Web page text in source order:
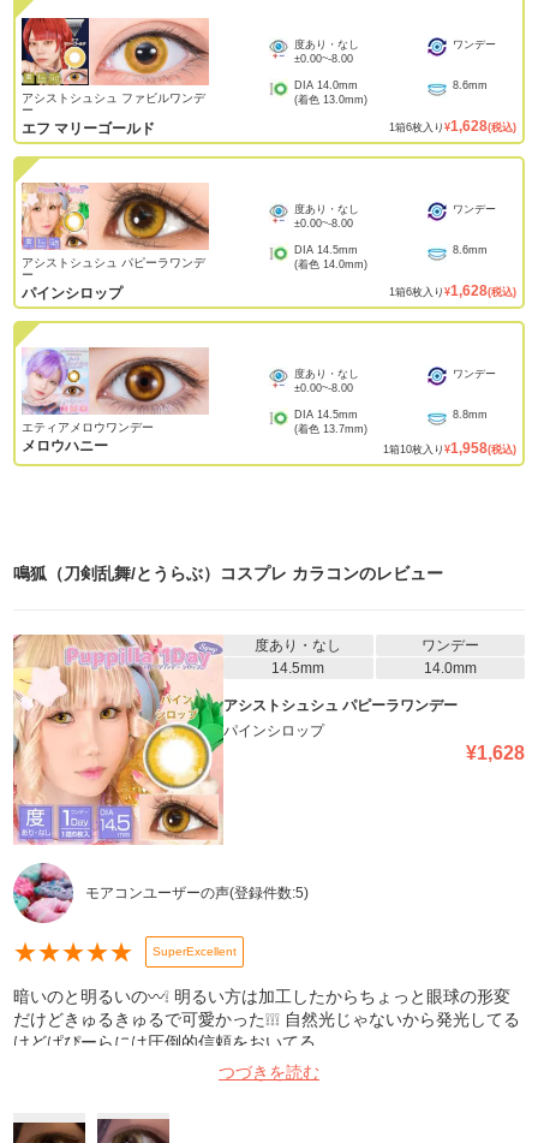
アシストシュシュ ファビルワンデ
ー
エフ マリーゴールド
度あり・なし
±0.00~-8.00
ワンデー
DIA 14.0mm
(着色 13.0mm)
8.6mm
1箱6枚入り ¥1,628(税込)
アシストシュシュ パピーラワンデ
ー
パインシロップ
度あり・なし
±0.00~-8.00
ワンデー
DIA 14.5mm
(着色 14.0mm)
8.6mm
1箱6枚入り ¥1,628(税込)
エティアメロウワンデー
メロウハニー
度あり・なし
±0.00~-8.00
ワンデー
DIA 14.5mm
(着色 13.7mm)
8.8mm
1箱10枚入り ¥1,958(税込)
鳴狐（刀剣乱舞/とうらぶ）コスプレ カラコンのレビュー
度あり・なし
ワンデー
14.5mm
14.0mm
アシストシュシュ パピーラワンデー
パインシロップ
¥1,628
モアコンユーザーの声(登録件数:5)
★★★★★ SuperExcellent
暗いのと明るいの〰️❕ 明るい方は加工したからちょっと眼球の形変
だけどきゅるきゅるで可愛かった❕❕❕ 自然光じゃないから発光してる
けどぱぴーらには圧倒的信頼をおいてる
つづきを読む